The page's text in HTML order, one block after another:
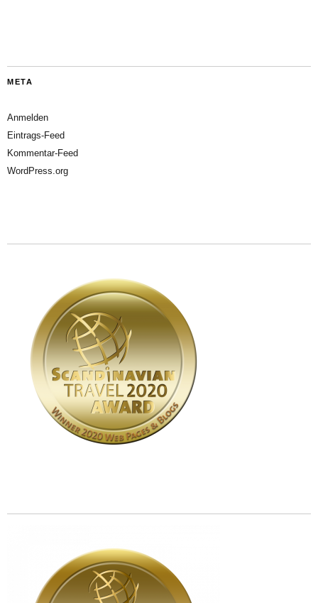
META
Anmelden
Eintrags-Feed
Kommentar-Feed
WordPress.org